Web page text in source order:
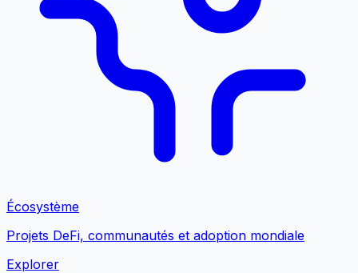
Écosystème
Projets DeFi, communautés et adoption mondiale
Explorer